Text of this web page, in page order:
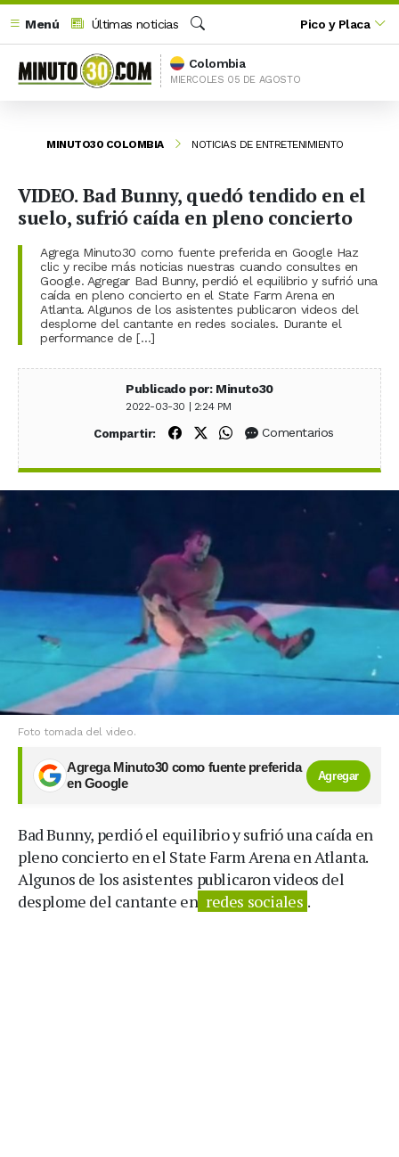
Menú
Últimas noticias
Buscar
Pico y Placa
Colombia
MIERCOLES 05 DE AGOSTO
MINUTO30 COLOMBIA NOTICIAS DE ENTRETENIMIENTO
VIDEO. Bad Bunny, quedó tendido en el
suelo, sufrió caída en pleno concierto
Agrega Minuto30 como fuente preferida en Google Haz
clic y recibe más noticias nuestras cuando consultes en
Google. Agregar Bad Bunny, perdió el equilibrio y sufrió una
caída en pleno concierto en el State Farm Arena en
Atlanta. Algunos de los asistentes publicaron videos del
desplome del cantante en redes sociales. Durante el
performance de […]
Publicado por: Minuto30
2022-03-30 | 2:24 PM
Compartir: Compartir en Facebook
Compartir en X (Twitter)
Compartir en WhatsApp
Comentarios
Foto tomada del video.
Agrega Minuto30 como fuente preferida
en Google
Agregar
Bad Bunny, perdió el equilibrio y sufrió una caída en
pleno concierto en el State Farm Arena en Atlanta.
Algunos de los asistentes publicaron videos del
desplome del cantante en redes sociales .